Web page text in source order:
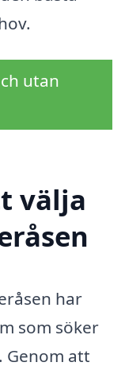
utan
välja
har
som söker
Genom att